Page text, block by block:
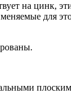
на
для